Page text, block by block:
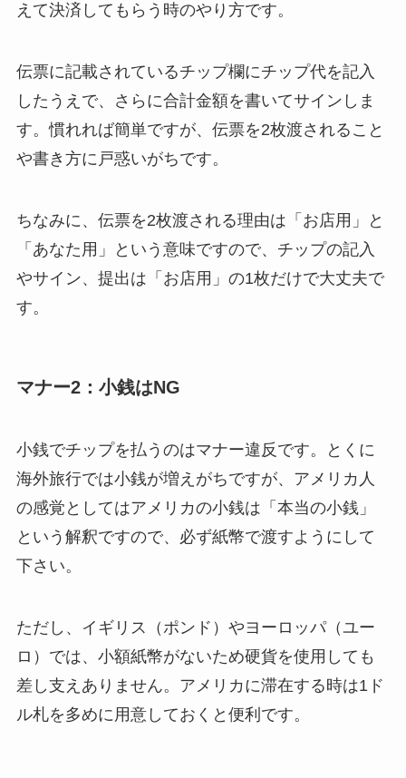
えて決済してもらう時のやり方です。
伝票に記載されているチップ欄にチップ代を記入
したうえで、さらに合計金額を書いてサインしま
す。慣れれば簡単ですが、伝票を2枚渡されること
や書き方に戸惑いがちです。
ちなみに、伝票を2枚渡される理由は「お店用」と
「あなた用」という意味ですので、チップの記入
やサイン、提出は「お店用」の1枚だけで大丈夫で
す。
マナー2：小銭はNG
小銭でチップを払うのはマナー違反です。とくに
海外旅行では小銭が増えがちですが、アメリカ人
の感覚としてはアメリカの小銭は「本当の小銭」
という解釈ですので、必ず紙幣で渡すようにして
下さい。
ただし、イギリス（ポンド）やヨーロッパ（ユー
ロ）では、小額紙幣がないため硬貨を使用しても
差し支えありません。アメリカに滞在する時は1ド
ル札を多めに用意しておくと便利です。